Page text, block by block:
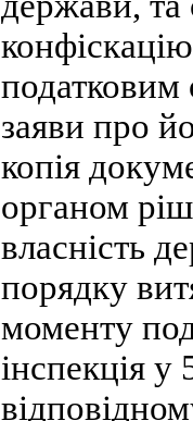
податковим
заяви про
копія
органом
власність
порядку
моменту
інспекція